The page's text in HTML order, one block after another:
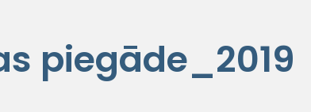
piegāde_2019